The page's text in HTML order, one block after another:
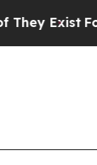
Fox News